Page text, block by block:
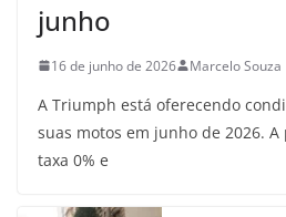
junho
16 de junho de 2026 Marcelo Souza
A Triumph está oferecendo
suas motos em junho de 2026.
taxa 0% e